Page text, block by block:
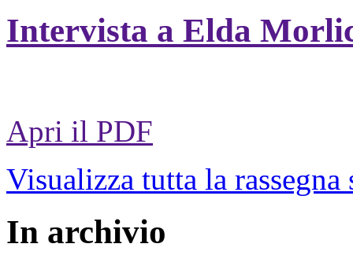
Intervista a Elda
Apri il PDF
Visualizza tutta la rassegna
In archivio